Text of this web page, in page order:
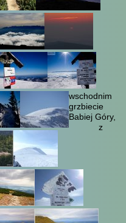
wschodnim
grzbiecie
Babiej Góry,
z